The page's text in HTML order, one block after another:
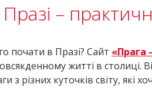
–
почати в Празі? Сайт «Прага
житті в столиці.
з різних куточків світу, які